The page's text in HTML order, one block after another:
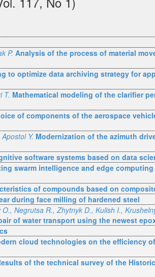
P. Analysis of the process of material
to optimize data archiving strategy for
T. Mathematical modeling of the clarifier
of components of the aerospace
Y. Modernization of the azimuth
software systems based on data
swarm intelligence and edge
of compounds based on
during face milling of hardened steel
Negrutsa R., Zhytnyk D., Kulish I.,
of water transport using the newest
cloud technologies on the efficiency
of the technical survey of the